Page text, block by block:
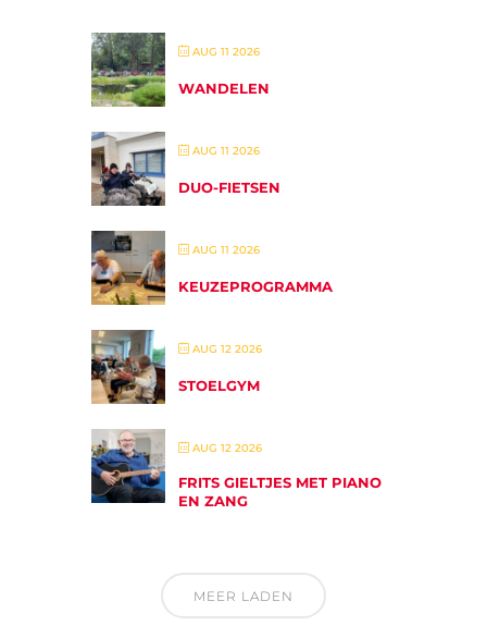
AUG 11 2026
WANDELEN
AUG 11 2026
DUO-FIETSEN
AUG 11 2026
KEUZEPROGRAMMA
AUG 12 2026
STOELGYM
AUG 12 2026
FRITS GIELTJES MET PIANO
EN ZANG
MEER LADEN